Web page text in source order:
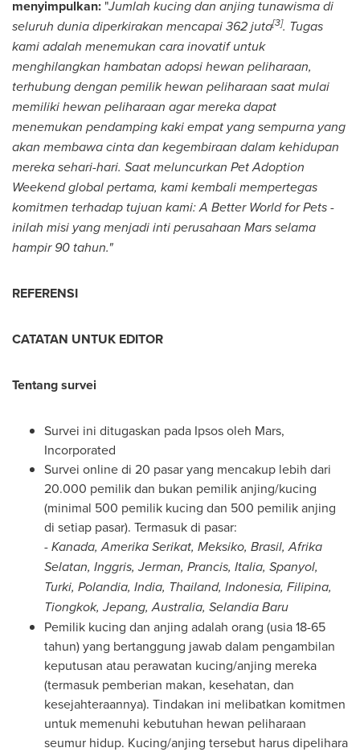
menyimpulkan: "Jumlah kucing dan anjing tunawisma di
seluruh dunia diperkirakan mencapai 362 juta[3]. Tugas
kami adalah menemukan cara inovatif untuk
menghilangkan hambatan adopsi hewan peliharaan,
terhubung dengan pemilik hewan peliharaan saat mulai
memiliki hewan peliharaan agar mereka dapat
menemukan pendamping kaki empat yang sempurna yang
akan membawa cinta dan kegembiraan dalam kehidupan
mereka sehari-hari. Saat meluncurkan Pet Adoption
Weekend global pertama, kami kembali mempertegas
komitmen terhadap tujuan kami: A Better World for Pets -
inilah misi yang menjadi inti perusahaan Mars selama
hampir 90 tahun."
REFERENSI
CATATAN UNTUK EDITOR
Tentang survei
Survei ini ditugaskan pada Ipsos oleh Mars,
Incorporated
Survei online di 20 pasar yang mencakup lebih dari
20.000 pemilik dan bukan pemilik anjing/kucing
(minimal 500 pemilik kucing dan 500 pemilik anjing
di setiap pasar). Termasuk di pasar:
- Kanada, Amerika Serikat, Meksiko, Brasil, Afrika
Selatan, Inggris, Jerman, Prancis, Italia, Spanyol,
Turki, Polandia, India, Thailand, Indonesia, Filipina,
Tiongkok, Jepang,Australia, Selandia Baru
Pemilik kucing dan anjing adalah orang (usia 18-65
tahun) yang bertanggung jawab dalam pengambilan
keputusan atau perawatan kucing/anjing mereka
(termasuk pemberian makan, kesehatan, dan
kesejahteraannya). Tindakan ini melibatkan komitmen
untuk memenuhi kebutuhan hewan peliharaan
seumur hidup. Kucing/anjing tersebut harus dipelihara